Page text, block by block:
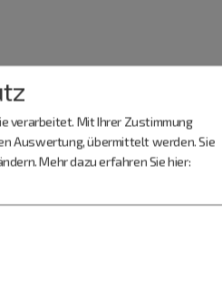
verarbeitet. Mit Ihrer Zustimmung
Auswertung, übermittelt werden. Sie
Mehr dazu erfahren Sie hier: